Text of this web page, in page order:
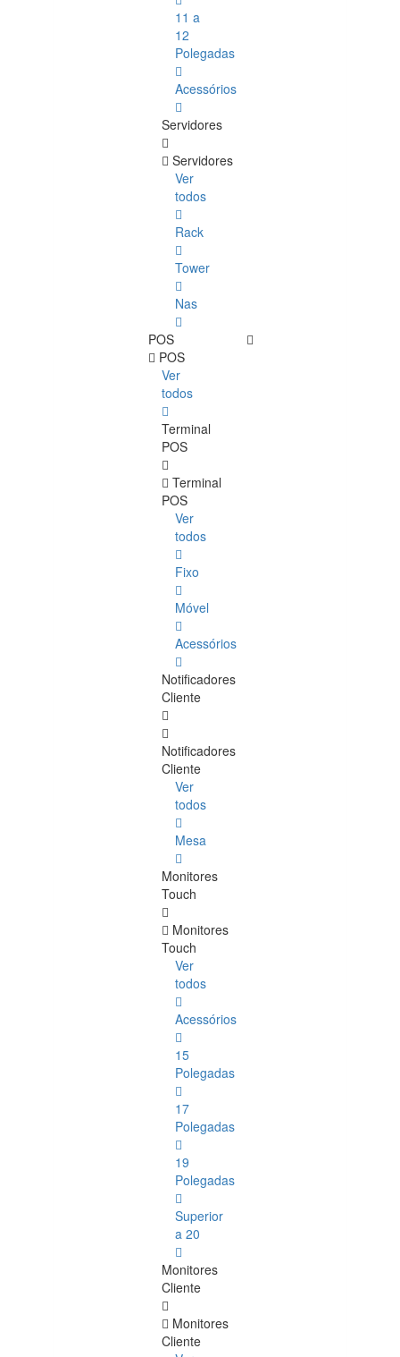
11 a
12
Polegadas
Acessórios
Servidores
Servidores
Ver
todos
Rack
Tower
Nas
POS
POS
Ver
todos
Terminal
POS
Terminal
POS
Ver
todos
Fixo
Móvel
Acessórios
Notificadores
Cliente
Notificadores
Cliente
Ver
todos
Mesa
Monitores
Touch
Monitores
Touch
Ver
todos
Acessórios
15
Polegadas
17
Polegadas
19
Polegadas
Superior
a 20
Monitores
Cliente
Monitores
Cliente